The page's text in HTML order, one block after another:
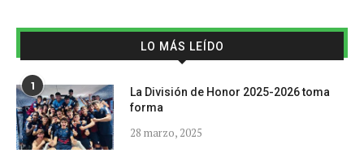
LO MÁS LEÍDO
1
La División de Honor 2025-2026 toma
forma
28 marzo, 2025